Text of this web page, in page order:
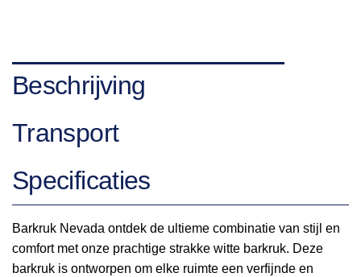
Beschrijving
Transport
Specificaties
Barkruk Nevada ontdek de ultieme combinatie van stijl en
comfort met onze prachtige strakke witte barkruk. Deze
barkruk is ontworpen om elke ruimte een verfijnde en